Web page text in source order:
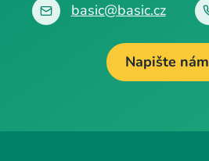
basic@basic.cz
Napište nám